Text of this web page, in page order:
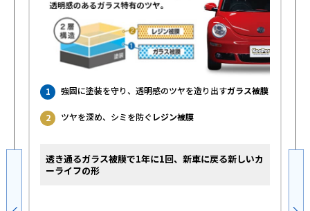
1 強固に塗装を守り、透明感のツヤを造り出すガラス被膜
2 ツヤを深め、シミを防ぐ レジン被膜
透き通るガラス被膜で1年に1回、新車に戻る新しいカ
ーライフの形